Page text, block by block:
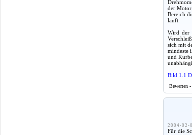
der
Bereich
läuft.
Wird der
sich mit
mindeste
und
Bild 1.1
Bewerten
2004-02-
Für die